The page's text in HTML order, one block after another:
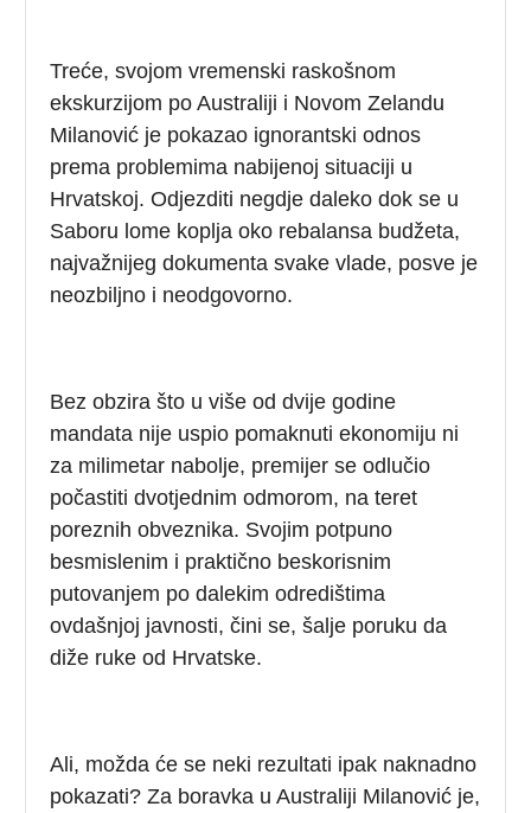
Treće, svojom vremenski raskošnom
ekskurzijom po Australiji i Novom Zelandu
Milanović je pokazao ignorantski odnos
prema problemima nabijenoj situaciji u
Hrvatskoj. Odjezditi negdje daleko dok se u
Saboru lome koplja oko rebalansa budžeta,
najvažnijeg dokumenta svake vlade, posve je
neozbiljno i neodgovorno.
Bez obzira što u više od dvije godine
mandata nije uspio pomaknuti ekonomiju ni
za milimetar nabolje, premijer se odlučio
počastiti dvotjednim odmorom, na teret
poreznih obveznika. Svojim potpuno
besmislenim i praktično beskorisnim
putovanjem po dalekim odredištima
ovdašnjoj javnosti, čini se, šalje poruku da
diže ruke od Hrvatske.
Ali, možda će se neki rezultati ipak naknadno
pokazati? Za boravka u Australiji Milanović je,